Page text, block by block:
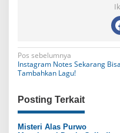
N
a
v
i
g
Pos sebelumnya
Instagram Notes Sekarang Bisa
Tambahkan Lagu!
Posting Terkait
Misteri Alas Purwo